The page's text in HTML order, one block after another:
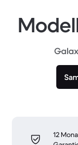
12